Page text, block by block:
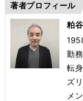
著者プロフィール
粕
勤
転
ズ
メ